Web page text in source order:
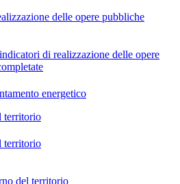
delle opere pubbliche
di realizzazione delle opere
energetico
territorio
territorio
del territorio